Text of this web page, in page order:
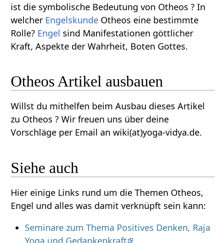
ist die symbolische Bedeutung von Otheos ? In
welcher Engelskunde Otheos eine bestimmte
Rolle? Engel sind Manifestationen göttlicher
Kraft, Aspekte der Wahrheit, Boten Gottes.
Otheos Artikel ausbauen
Willst du mithelfen beim Ausbau dieses Artikel
zu Otheos ? Wir freuen uns über deine
Vorschläge per Email an wiki(at)yoga-vidya.de.
Siehe auch
Hier einige Links rund um die Themen Otheos,
Engel und alles was damit verknüpft sein kann:
Seminare zum Thema Positives Denken, Raja
Yoga und Gedankenkraft